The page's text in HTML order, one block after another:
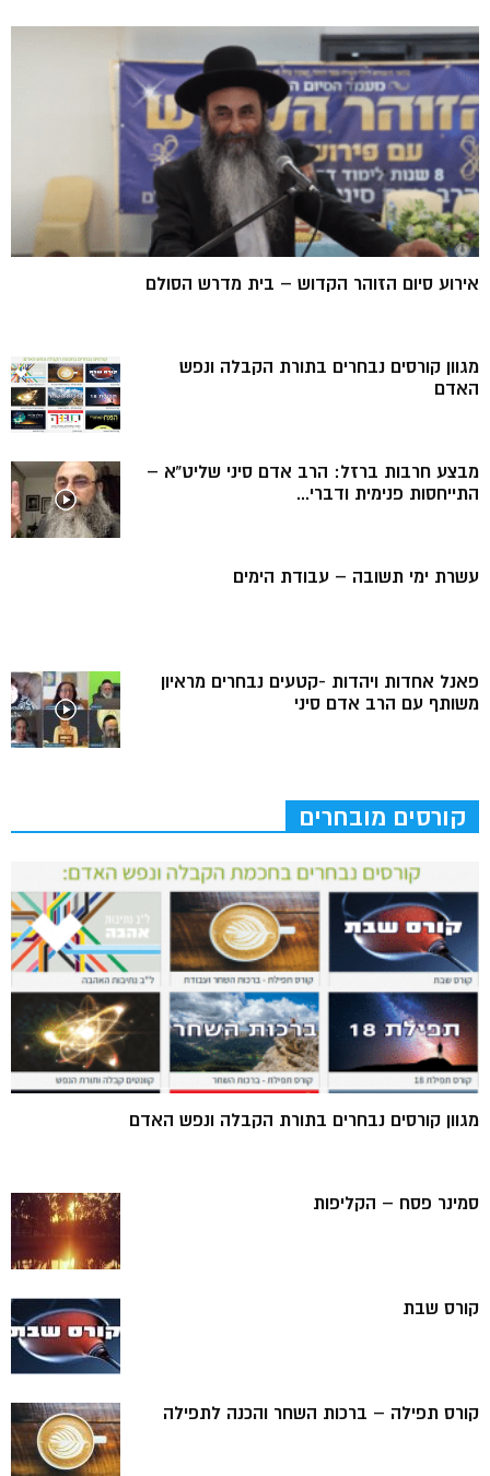
אירוע סיום הזוהר הקדוש – בית מדרש הסולם
מגוון קורסים נבחרים בתורת הקבלה ונפש
האדם
מבצע חרבות ברזל: הרב אדם סיני שליט”א –
התייחסות פנימית ודברי...
עשרת ימי תשובה – עבודת הימים
פאנל אחדות ויהדות -קטעים נבחרים מראיון
משותף עם הרב אדם סיני
קורסים מובחרים
מגוון קורסים נבחרים בתורת הקבלה ונפש האדם
סמינר פסח – הקליפות
קורס שבת
קורס תפילה – ברכות השחר והכנה לתפילה